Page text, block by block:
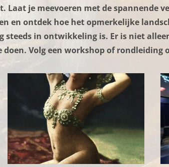
Laat je meevoeren met de spannende
en ontdek hoe het opmerkelijke
steeds in ontwikkeling is. Er is niet
Volg een workshop of rondleiding